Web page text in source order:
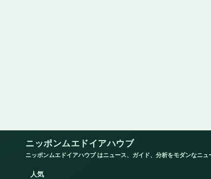
ニッポンムエドイアハウブ
ニッポンムエドイアハウブ はニュース、ガイド、分析をモダンなニ
人気